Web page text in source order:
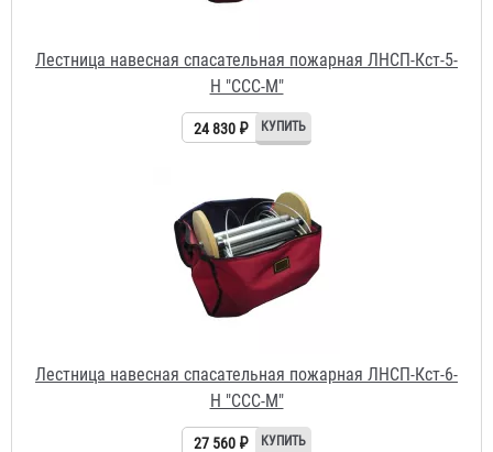
Лестница навесная спасательная пожарная ЛНСП-Кст-6-
Н "ССС-М"
27 560 ₽